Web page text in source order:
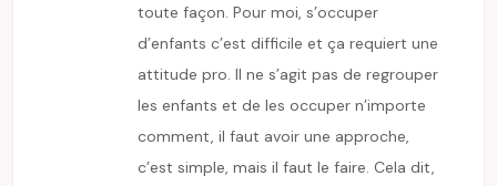
toute façon. Pour moi, s’occuper
d’enfants c’est difficile et ça requiert une
attitude pro. Il ne s’agit pas de regrouper
les enfants et de les occuper n’importe
comment, il faut avoir une approche,
c’est simple, mais il faut le faire. Cela dit,